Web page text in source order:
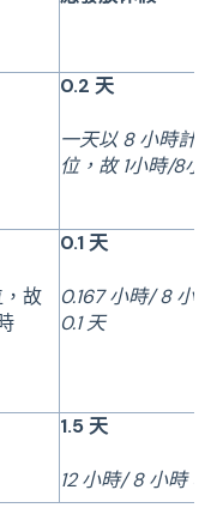
0.2 天
一天以 8 小時計
位，故 1小時/8小
故
0.1 天
0.167 小時/ 8 小
0.1 天
1.5 天
12 小時/ 8 小時 =